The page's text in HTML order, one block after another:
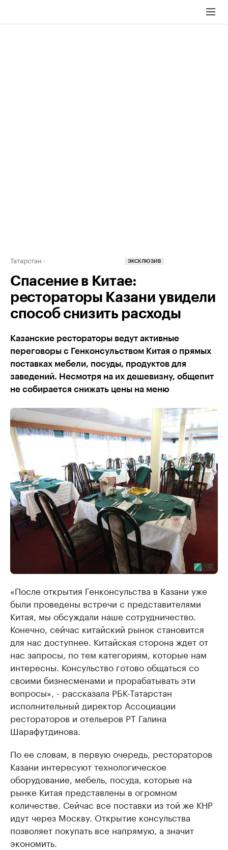
Татарстан ЭКСКЛЮЗИВ
Спасение в Китае:
рестораторы Казани увидели
способ снизить расходы
Казанские рестораторы ведут активные
переговоры с Генконсульством Китая о прямых
поставках мебели, посуды, продуктов для
заведений. Несмотря на их дешевизну, общепит
не собирается снижать цены на меню
«После открытия Генконсульства в Казани уже
были проведены встречи с представителями
Китая, мы обсуждали наше сотрудничество.
Конечно, сейчас китайский рынок становится
для нас доступнее. Китайская сторона ждет от
нас запросы, по тем категориям, которые нам
интересны. Консульство готово общаться со
своими бизнесменами и прорабатывать эти
вопросы», - рассказала РБК-Татарстан
исполнительный директор Ассоциации
рестораторов и отельеров РТ Галина
Шарафутдинова.
По ее словам, в первую очередь, рестораторов
Казани интересуют технологическое
оборудование, мебель, посуда, которые на
рынке Китая представлены в огромном
количестве. Сейчас все поставки из той же КНР
идут через Москву. Открытие консульства
позволяет покупать все напрямую, а значит
экономить.